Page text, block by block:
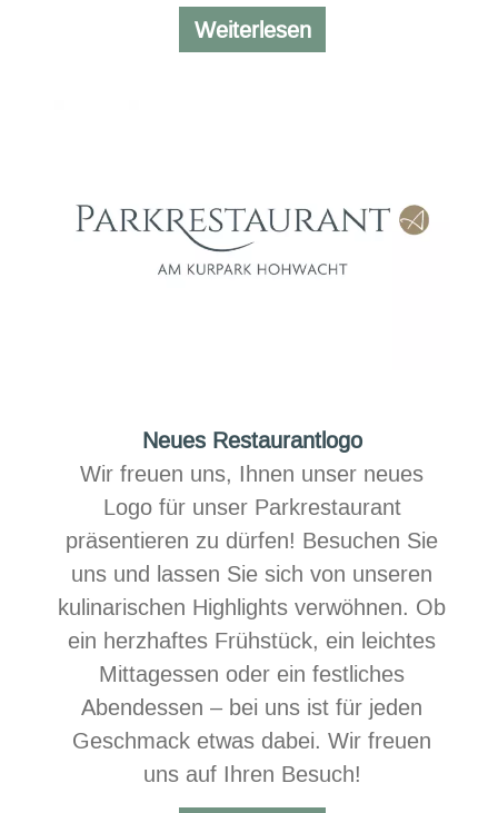
WeiterlesenStrandkorbcafé
im
Neues Restaurantlogo
Wir freuen uns, Ihnen unser neues
Logo für unser Parkrestaurant
präsentieren zu dürfen! Besuchen Sie
uns und lassen Sie sich von unseren
kulinarischen Highlights verwöhnen. Ob
ein herzhaftes Frühstück, ein leichtes
Mittagessen oder ein festliches
Abendessen – bei uns ist für jeden
Geschmack etwas dabei. Wir freuen
uns auf Ihren Besuch!